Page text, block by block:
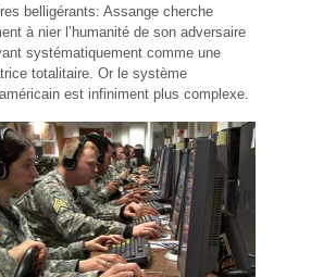
belligérants: Assange cherche
à nier l’humanité de son adversaire
systématiquement comme une
totalitaire. Or le système
est infiniment plus complexe.